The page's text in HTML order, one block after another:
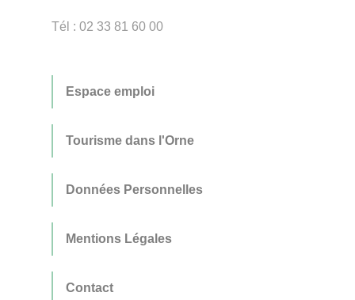
Tél : 02 33 81 60 00
Espace emploi
Tourisme dans l'Orne
Données Personnelles
Mentions Légales
Contact